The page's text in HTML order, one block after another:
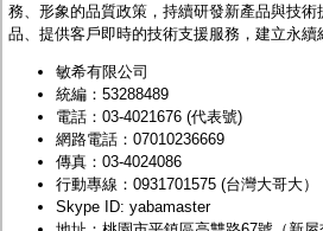
AHD中小型紅外線攝影機(適用騎樓、室
AHD防護罩型攝影機(適用屋外，紅外線
AHD特殊功能型攝影機
旋轉型攝影機.旋轉台
傳統高解析攝影機
鏡頭
投光設備
防護罩及支架
多路攝影機單軸傳輸
務、形象的品質政策，持續研發新產品與技
品、提供客戶即時的技術支援服務，建立永續
敏希有限公司
統編：53288489
電話： 03-4021676 (代表號)
網路電話：07010236669
傳真：03-4024086
行動專線： 0931701575 (台灣大哥大）
Skype ID: yabamaster